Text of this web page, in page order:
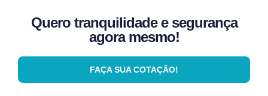
Quero tranquilidade e segurança
agora mesmo!
FAÇA SUA COTAÇÃO!